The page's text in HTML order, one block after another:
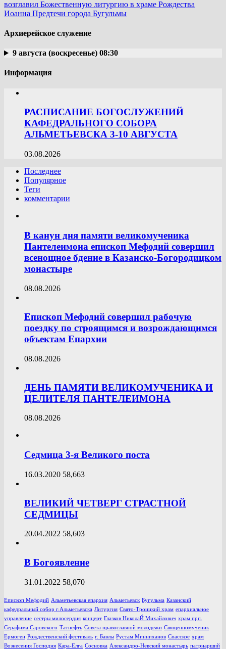
возглавил Божественную литургию в храме Рождества
Иоанна Предтечи города Бугульмы
Архиерейское служение
9 августа (воскресенье) 08:30
Информация
РАСПИСАНИЕ БОГОСЛУЖЕНИЙ
КАФЕДРАЛЬНОГО СОБОРА
АЛЬМЕТЬЕВСКА 3-10 АВГУСТА
03.08.2026
Последнее
Популярное
Теги
комментарии
В канун дня памяти великомученика
Пантелеимона епископ Мефодий совершил
всенощное бдение в Казанско-Богородицком
монастыре
08.08.2026
Епископ Мефодий совершил рабочую
поездку по строящимся и возрождающимся
объектам Епархии
08.08.2026
ДЕНЬ ПАМЯТИ ВЕЛИКОМУЧЕНИКА И
ЦЕЛИТЕЛЯ ПАНТЕЛЕИМОНА
08.08.2026
Седмица 3-я Великого поста
16.03.2020 58,663
ВЕЛИКИЙ ЧЕТВЕРГ СТРАСТНОЙ
СЕДМИЦЫ
20.04.2022 58,603
В Богоявление
31.01.2022 58,070
Епископ Мефодий Альметьевская епархия Альметьевск Бугульма Казанский
кафедральный собор г.Альметьевска Литургия Свято-Троицкий храм епархиальное
управление сестры милосердия концерт Глазков НиколаЙ Михайлович храм прп.
Серафима Саровского Татнефть Совета православной молодежи Священномученик
Ермоген Рождественский фестиваль г. Бавлы Рустам Минниханов Спасское храм
Вознесения Господня Кара-Елга Сосновка Александро-Невский монастырь патриарший